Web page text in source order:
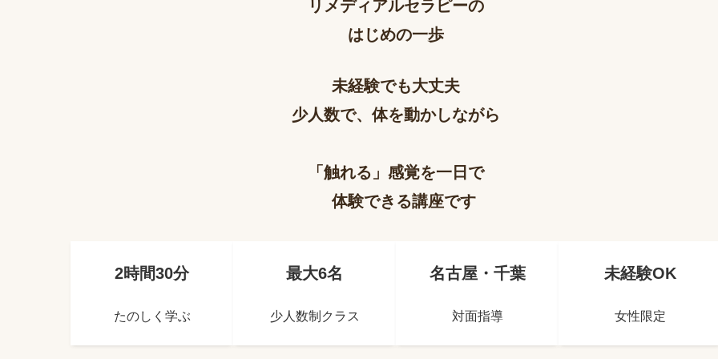
リメディアルセラピーの
はじめの一歩
未経験でも大丈夫
少人数で、体を動かしながら
「触れる」感覚を一日で
体験できる講座です
2時間30分
たのしく学ぶ
最大6名
少人数制クラス
名古屋・千葉
対面指導
未経験OK
女性限定